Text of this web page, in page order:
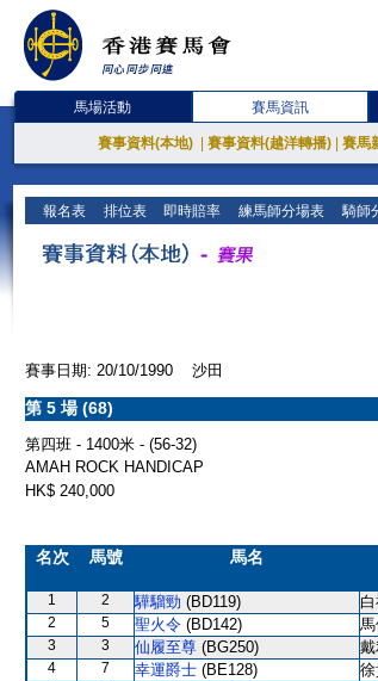
馬場活動 賽馬資訊
賽事資料(本地) 賽事資料(越洋轉播) 賽馬
報名表 排位表 即時賠率 練馬師分場表 騎師
賽事日期: 20/10/1990 沙田
第 5 場 (68)
第四班 - 1400米 - (56-32)
AMAH ROCK HANDICAP
HK$ 240,000
名次 馬號 馬名
1 2 驊騮勁 (BD119)
2
5 聖火令 (BD142)
3
3 仙履至尊 (BG250) 戴
4
7 幸運爵士 (BE128) 徐